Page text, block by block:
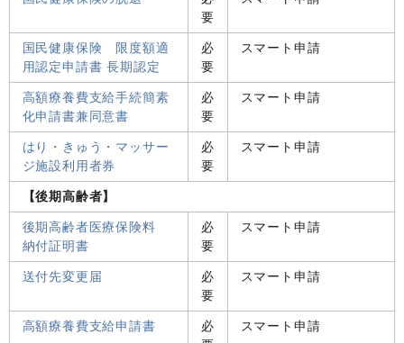
要
国民健康保険 限度額適
用認定申請書 長期認定
必
要
スマート申請
高額療養費支給手続簡素
化申請書兼同意書
必
要
スマート申請
はり・きゅう・マッサー
ジ施設利用者券
必
要
スマート申請
【後期高齢者】
後期高齢者医療保険料
納付証明書
必
要
スマート申請
送付先変更届
必
要
スマート申請
高額療養費支給申請書
必
スマート申請